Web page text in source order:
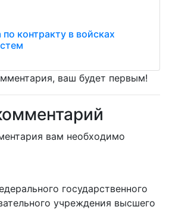
контракту в войсках
ваш будет первым!
вам необходимо
государственного
учреждения высшего